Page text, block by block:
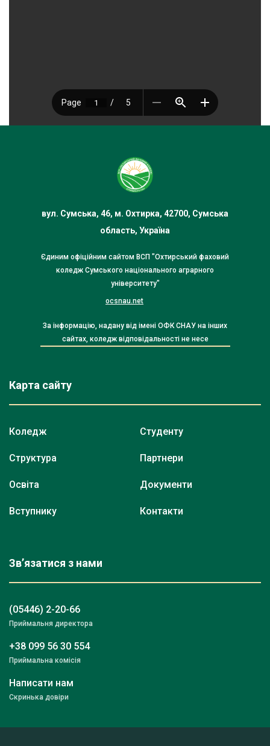
вул. Сумська, 46, м. Охтирка, 42700, Сумська
область, Україна
Єдиним офіційним сайтом ВСП "Охтирський фаховий
коледж Сумського національного аграрного
університету"
ocsnau.net
За інформацію, надану від імені ОФК СНАУ на інших
сайтах, коледж відповідальності не несе
Карта сайту
Коледж
Структура
Освіта
Вступнику
Студенту
Партнери
Документи
Контакти
Зв’язатися з нами
(05446) 2-20-66
Приймальня директора
+38 099 56 30 554
Приймальна комісія
Написати нам
Скринька довіри